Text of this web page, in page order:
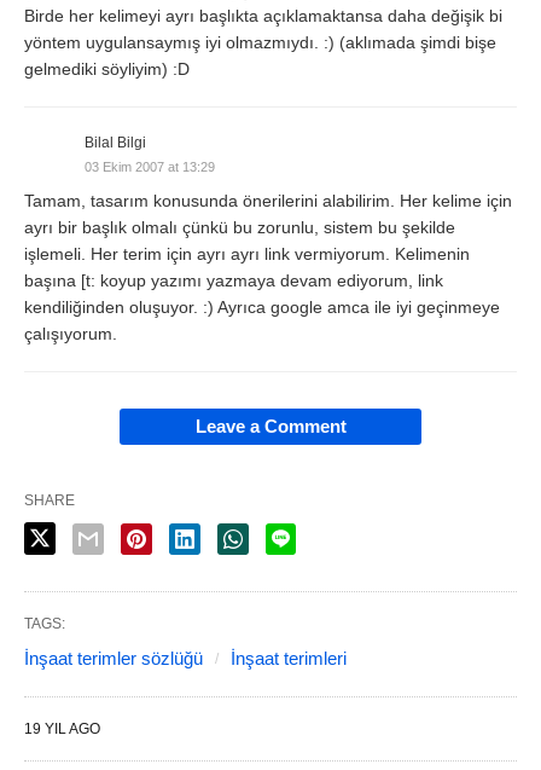
Birde her kelimeyi ayrı başlıkta açıklamaktansa daha değişik bi
yöntem uygulansaymış iyi olmazmıydı. :) (aklımada şimdi bişe
gelmediki söyliyim) :D
Bilal Bilgi
03 Ekim 2007 at 13:29
Tamam, tasarım konusunda önerilerini alabilirim. Her kelime için
ayrı bir başlık olmalı çünkü bu zorunlu, sistem bu şekilde
işlemeli. Her terim için ayrı ayrı link vermiyorum. Kelimenin
başına [t: koyup yazımı yazmaya devam ediyorum, link
kendiliğinden oluşuyor. :) Ayrıca google amca ile iyi geçinmeye
çalışıyorum.
Leave a Comment
SHARE
TAGS:
İnşaat terimler sözlüğü İnşaat terimleri
19 YIL AGO